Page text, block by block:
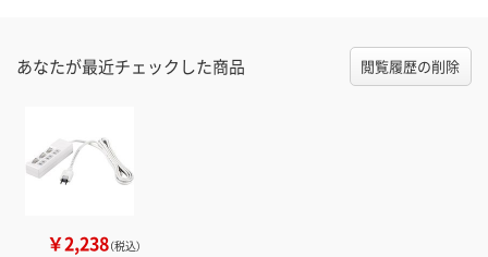
あなたが最近チェックした商品 閲覧履歴の削除
￥2,238（税込）